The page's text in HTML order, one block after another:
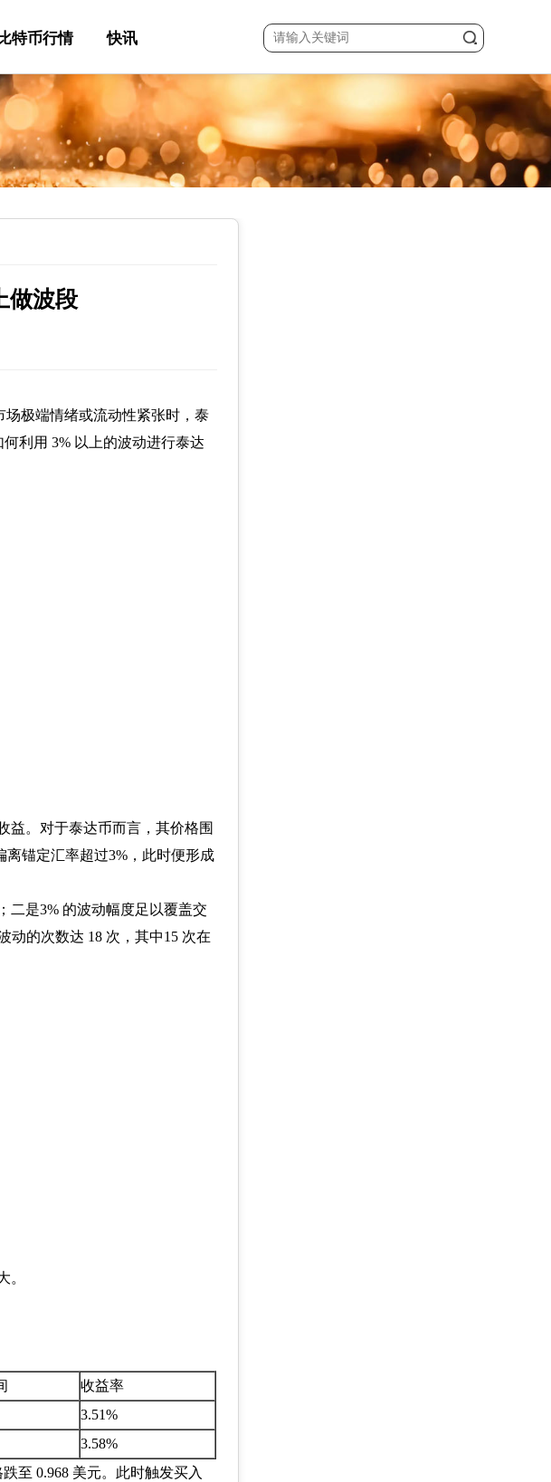
比特币行情 快讯
做波段
极端情绪或流动性紧张时，泰
利用 3% 以上的波动进行泰达
益。对于泰达币而言，其价格围
锚定汇率超过3%，此时便形成
二是3% 的波动幅度足以覆盖交
动的次数达 18 次，其中15 次在
。
收益率
3.51%
3.58%
至 0.968 美元。此时触发买入